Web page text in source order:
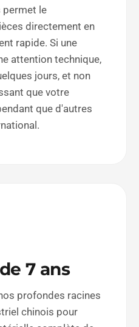
permet le
directement en
rapide. Si une
attention technique,
jours, et non
que votre
que d'autres
7 ans
profondes racines
chinois pour